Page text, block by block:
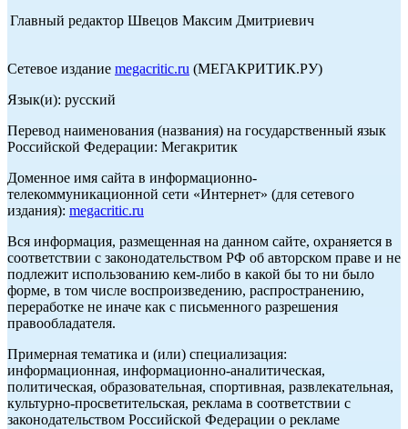
Главный редактор Швецов Максим Дмитриевич
Сетевое издание megacritic.ru (МЕГАКРИТИК.РУ)
Язык(и): русский
Перевод наименования (названия) на государственный язык
Российской Федерации: Мегакритик
Доменное имя сайта в информационно-
телекоммуникационной сети «Интернет» (для сетевого
издания): megacritic.ru
Вся информация, размещенная на данном сайте, охраняется в
соответствии с законодательством РФ об авторском праве и не
подлежит использованию кем-либо в какой бы то ни было
форме, в том числе воспроизведению, распространению,
переработке не иначе как с письменного разрешения
правообладателя.
Примерная тематика и (или) специализация:
информационная, информационно-аналитическая,
политическая, образовательная, спортивная, развлекательная,
культурно-просветительская, реклама в соответствии с
законодательством Российской Федерации о рекламе